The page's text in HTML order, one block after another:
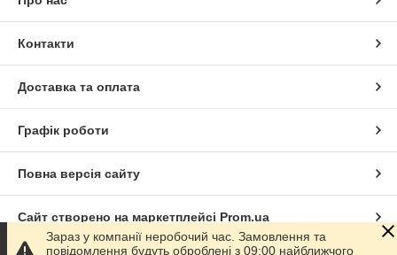
Контакти
Доставка та оплата
Графік роботи
Повна версія сайту
Сайт створено на маркетплейсі Prom.ua
Зараз у компанії неробочий час. Замовлення та
повідомлення будуть оброблені з 09:00 найближчого